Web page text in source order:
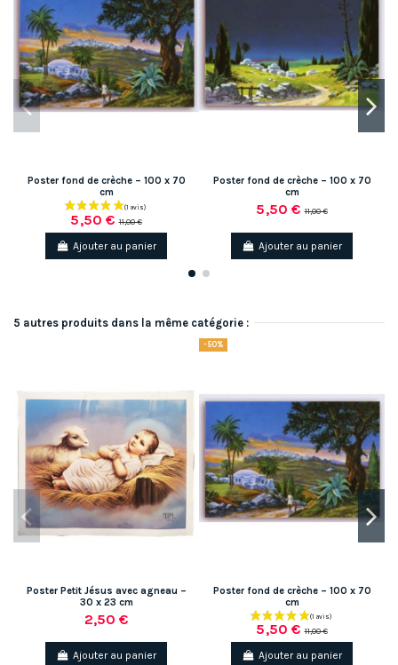
Poster fond de crèche – 100 x 70
cm
5,50 €11,00 €
Ajouter au panier
Poster fond de crèche – 100 x 70
cm
5,50 €11,00 €
Ajouter au panier
5 autres produits dans la même catégorie :
Poster Petit Jésus avec agneau –
30 x 23 cm
2,50 €
Ajouter au panier
-50%
Poster fond de crèche – 100 x 70
cm
5,50 €11,00 €
Ajouter au panier